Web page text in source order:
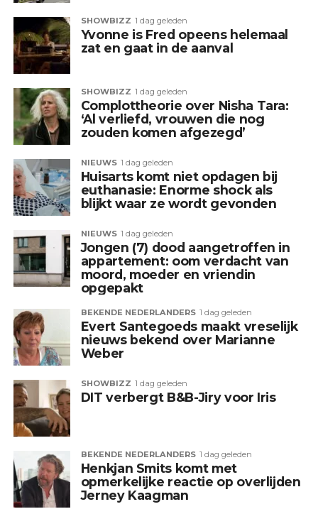
SHOWBIZZ 1 dag geleden
Yvonne is Fred opeens helemaal
zat en gaat in de aanval
SHOWBIZZ 1 dag geleden
Complottheorie over Nisha Tara:
‘Al verliefd, vrouwen die nog
zouden komen afgezegd’
NIEUWS 1 dag geleden
Huisarts komt niet opdagen bij
euthanasie: Enorme shock als
blijkt waar ze wordt gevonden
NIEUWS 1 dag geleden
Jongen (7) dood aangetroffen in
appartement: oom verdacht van
moord, moeder en vriendin
opgepakt
BEKENDE NEDERLANDERS 1 dag geleden
Evert Santegoeds maakt vreselijk
nieuws bekend over Marianne
Weber
SHOWBIZZ 1 dag geleden
DIT verbergt B&B-Jiry voor Iris
BEKENDE NEDERLANDERS 1 dag geleden
Henkjan Smits komt met
opmerkelijke reactie op overlijden
Jerney Kaagman